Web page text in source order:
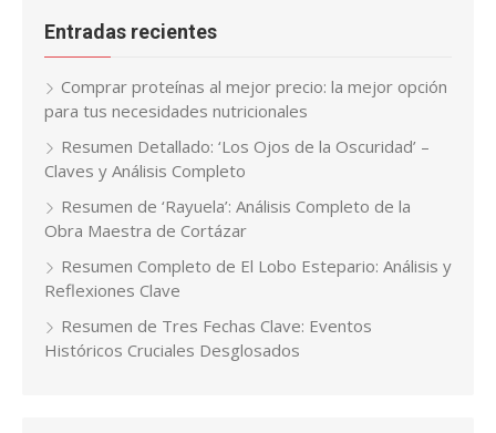
Entradas recientes
Comprar proteínas al mejor precio: la mejor opción
para tus necesidades nutricionales
Resumen Detallado: ‘Los Ojos de la Oscuridad’ –
Claves y Análisis Completo
Resumen de ‘Rayuela’: Análisis Completo de la
Obra Maestra de Cortázar
Resumen Completo de El Lobo Estepario: Análisis y
Reflexiones Clave
Resumen de Tres Fechas Clave: Eventos
Históricos Cruciales Desglosados